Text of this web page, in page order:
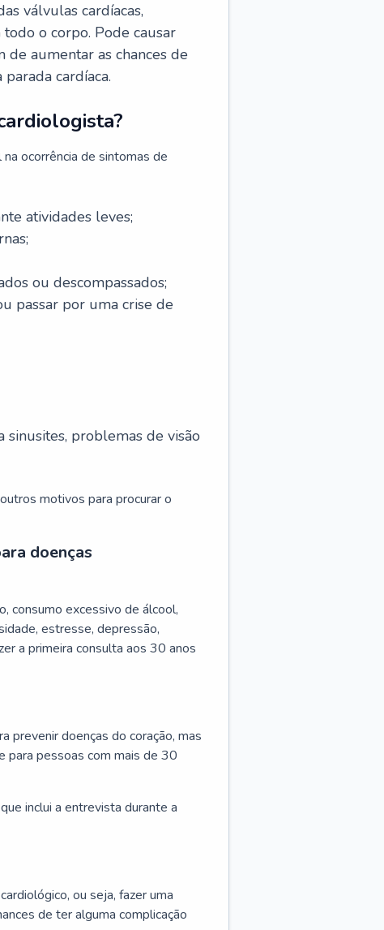
válvulas cardíacas,
o corpo. Pode causar
de aumentar as chances de
cardíaca.
ocorrência de sintomas de
atividades leves;
ou descompassados;
passar por uma crise de
sinusites, problemas de visão
motivos para procurar o
doenças
consumo excessivo de álcool,
estresse, depressão,
a primeira consulta aos 30 anos
prevenir doenças do coração, mas
para pessoas com mais de 30
inclui a entrevista durante a
ou seja, fazer uma
de ter alguma complicação